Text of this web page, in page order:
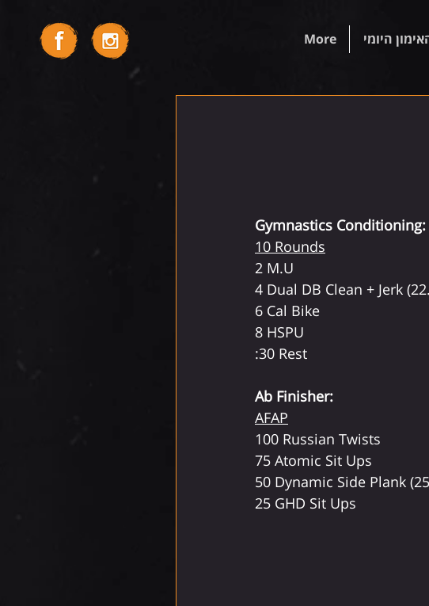
היומי More
Gymnastics Conditioning:
10 Rounds
2 M.U
4 Dual DB Clean + Jerk
6 Cal Bike
8 HSPU
:30 Rest
Ab Finisher:
AFAP
100 Russian Twists
75 Atomic Sit Ups
50 Dynamic Side Plank
25 GHD Sit Ups